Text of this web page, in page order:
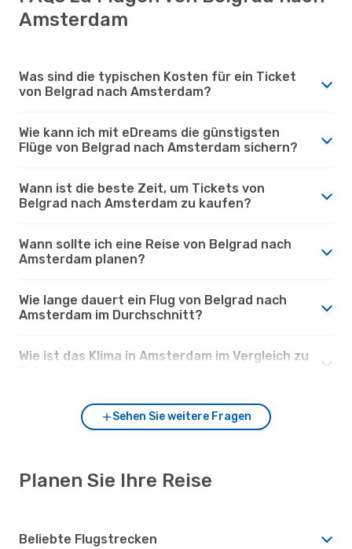
Amsterdam
Was sind die typischen Kosten für ein Ticket
von Belgrad nach Amsterdam?
Wie kann ich mit eDreams die günstigsten
Flüge von Belgrad nach Amsterdam sichern?
Wann ist die beste Zeit, um Tickets von
Belgrad nach Amsterdam zu kaufen?
Wann sollte ich eine Reise von Belgrad nach
Amsterdam planen?
Wie lange dauert ein Flug von Belgrad nach
Amsterdam im Durchschnitt?
Wie ist das Klima in Amsterdam im Vergleich zu
Sehen Sie weitere Fragen
Planen Sie Ihre Reise
Beliebte Flugstrecken